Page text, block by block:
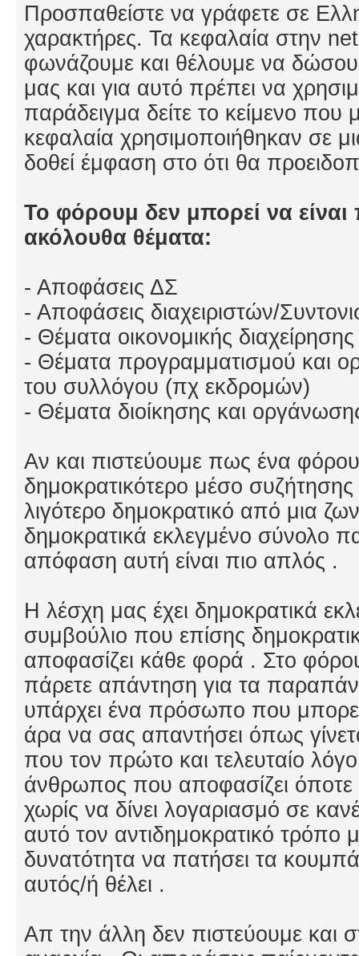
Προσπαθείστε να γράφετε σε
χαρακτήρες. Τα κεφαλαία στην
φωνάζουμε και θέλουμε να
μας και για αυτό πρέπει να
παράδειγμα δείτε το κείμενο που
κεφαλαία χρησιμοποιήθηκαν σε
δοθεί έμφαση στο ότι θα
Το φόρουμ δεν μπορεί να είναι
ακόλουθα θέματα:
- Αποφάσεις ΔΣ
- Αποφάσεις διαχειριστών/
- Θέματα οικονομικής διαχείρησης
- Θέματα προγραμματισμού και
του συλλόγου (πχ εκδρομών)
- Θέματα διοίκησης και
Αν και πιστεύουμε πως ένα
δημοκρατικότερο μέσο συζήτησης
λιγότερο δημοκρατικό από μια
δημοκρατικά εκλεγμένο σύνολο
απόφαση αυτή είναι πιο απλός .
Η λέσχη μας έχει δημοκρατικά
συμβούλιο που επίσης
αποφασίζει κάθε φορά . Στο
πάρετε απάντηση για τα
υπάρχει ένα πρόσωπο που
άρα να σας απαντήσει όπως
που τον πρώτο και τελευταίο
άνθρωπος που αποφασίζει όποτε
χωρίς να δίνει λογαριασμό σε
αυτό τον αντιδημοκρατικό τρόπο
δυνατότητα να πατήσει τα
αυτός/ή θέλει .
Απ την άλλη δεν πιστεύουμε και